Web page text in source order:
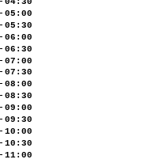
05:00
05:30
06:00
06:30
07:00
07:30
08:00
08:30
09:00
09:30
10:00
10:30
11:00